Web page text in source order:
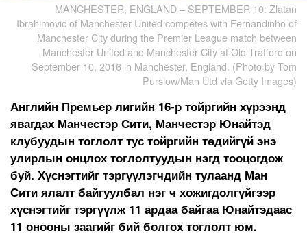
MANCHESTER, ENGLAND – SEPTEMBER 10: Zlatan
Ibrahimovic of Manchester United competes with Fernandinho of
Manchester City during the Premier League match between
Manchester United and Manchester City at Old Trafford on
September 10, 2016 in Manchester, England. (Photo by Tom
Purslow/Man Utd via Getty Images)
Английн Премьер лигийн 16-р тойргийн хүрээнд
явагдах Манчестэр Сити, Манчестэр Юнайтэд
клубуудын тоглолт тус тойргийн төдийгүй энэ
улирлын онцлох тоглолтуудын нэгд тооцогдож
буй. Хүснэгтийг тэргүүлэгчдийн тулаанд Ман
Сити ялалт байгуулбал нэг ч хожигдолгүйгээр
хүснэгтийг тэргүүлж 11 ардаа байгаа Юнайтэдаас
11 онооны заагийг бий болгох тоглолт юм.